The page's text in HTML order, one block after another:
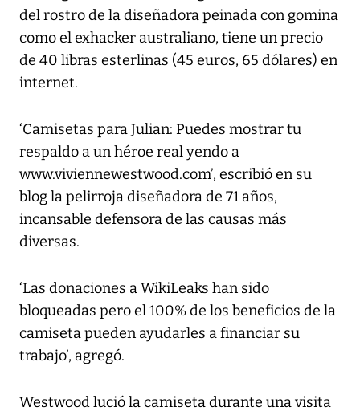
del rostro de la diseñadora peinada con gomina
como el exhacker australiano, tiene un precio
de 40 libras esterlinas (45 euros, 65 dólares) en
internet.
‘Camisetas para Julian: Puedes mostrar tu
respaldo a un héroe real yendo a
www.viviennewestwood.com’, escribió en su
blog la pelirroja diseñadora de 71 años,
incansable defensora de las causas más
diversas.
‘Las donaciones a WikiLeaks han sido
bloqueadas pero el 100% de los beneficios de la
camiseta pueden ayudarles a financiar su
trabajo’, agregó.
Westwood lució la camiseta durante una visita